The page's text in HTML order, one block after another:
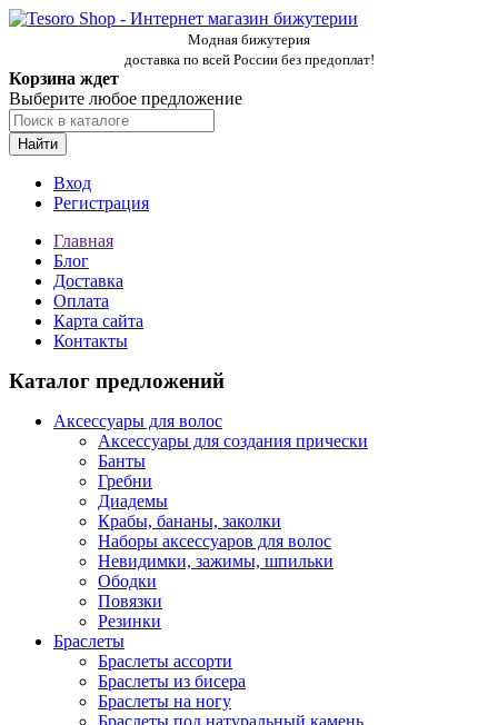
Модная бижутерия
доставка по всей России без предоплат!
Корзина ждет
Выберите любое предложение
Найти
Вход
Регистрация
Главная
Блог
Доставка
Оплата
Карта сайта
Контакты
Каталог предложений
Аксессуары для волос
Аксессуары для создания прически
Банты
Гребни
Диадемы
Крабы, бананы, заколки
Наборы аксессуаров для волос
Невидимки, зажимы, шпильки
Ободки
Повязки
Резинки
Браслеты
Браслеты ассорти
Браслеты из бисера
Браслеты на ногу
Браслеты под натуральный камень